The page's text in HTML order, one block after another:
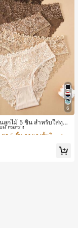
6
ลูกไม้ 5 ชิ้น สำหรับใส่ทุกวั
าซื้อซ้ำ!
าซื้อซ้ำ!
าซื้อซ้ำ!